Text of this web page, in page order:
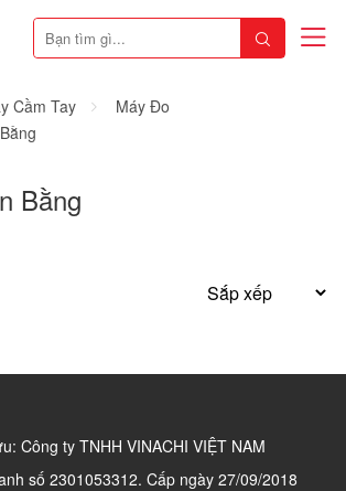
Cầm Tay
Máy Đo
Bằng
Công ty TNHH VINACHI VIỆT NAM
số 2301053312. Cấp ngày 27/09/2018